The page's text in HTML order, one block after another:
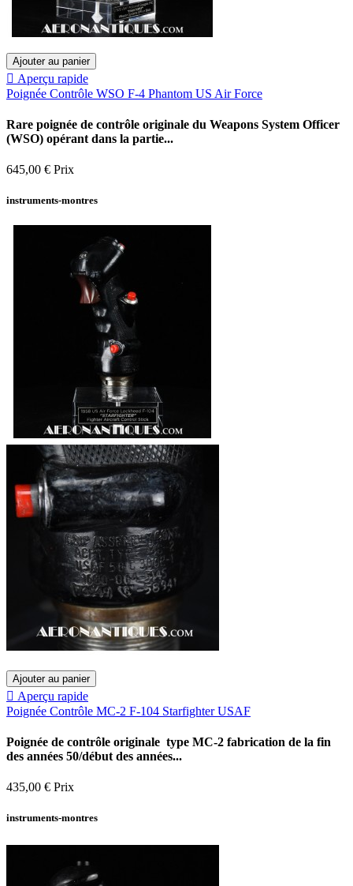
Ajouter au panier
 Aperçu rapide
Poignée Contrôle WSO F-4 Phantom US Air Force
Rare poignée de contrôle originale du Weapons System Officer
(WSO) opérant dans la partie...
645,00 € Prix
instruments-montres
Ajouter au panier
 Aperçu rapide
Poignée Contrôle MC-2 F-104 Starfighter USAF
Poignée de contrôle originale type MC-2 fabrication de la fin
des années 50/début des années...
435,00 € Prix
instruments-montres